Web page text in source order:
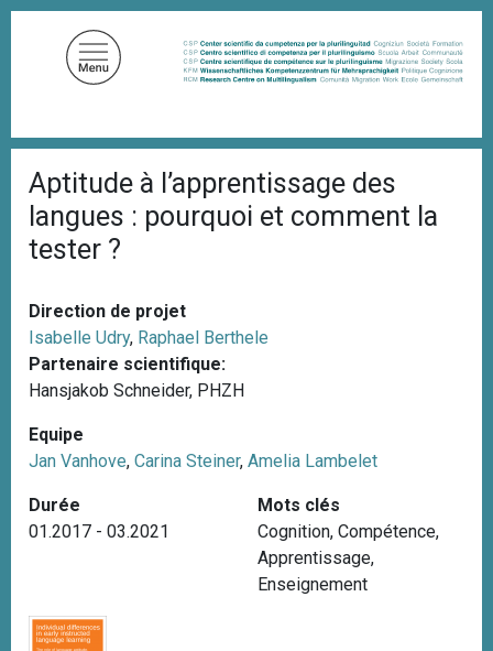
i
l
d
A
a
n
e
Aptitude à l’apprentissage des
langues : pourquoi et comment la
tester ?
Direction de projet
Isabelle Udry, Raphael Berthele
Partenaire scientifique:
Hansjakob Schneider, PHZH
Equipe
Jan Vanhove, Carina Steiner, Amelia Lambelet
Durée
01.2017 - 03.2021
Mots clés
Cognition, Compétence,
Apprentissage,
Enseignement